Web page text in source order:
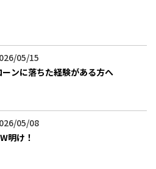
05/15
ーンに落ちた経験がある方へ
05/08
明け！